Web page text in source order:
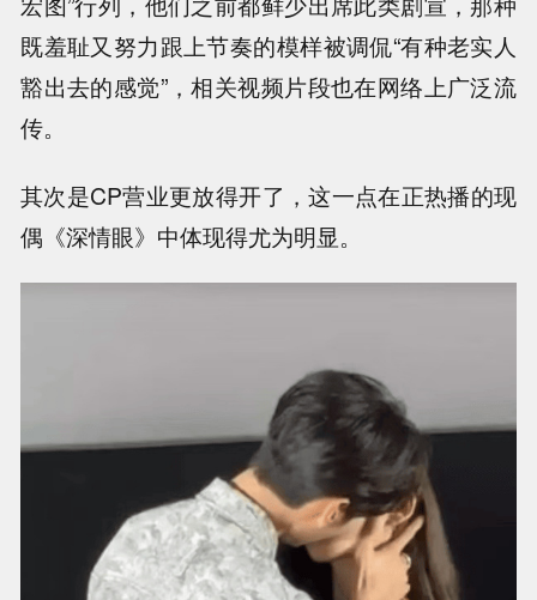
既羞耻又努力跟上节奏的模样被调侃“有种老实人
豁出去的感觉”，相关视频片段也在网络上广泛流
传。
其次是CP营业更放得开了，这一点在正热播的现
偶《深情眼》中体现得尤为明显。